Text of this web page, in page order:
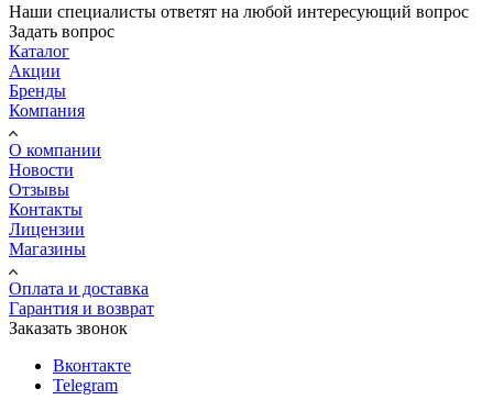
Наши специалисты ответят на любой интересующий вопрос
Задать вопрос
Каталог
Акции
Бренды
Компания
О компании
Новости
Отзывы
Контакты
Лицензии
Магазины
Оплата и доставка
Гарантия и возврат
Заказать звонок
Вконтакте
Telegram